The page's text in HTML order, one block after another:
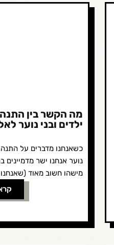
מה הקשר בין
ילדים ובני נוער
כשאנחנו מדברים על
נוער אנחנו ישר מדמיינים
מישהו חשוב מאוד
בידע ובכח שלהם) שמגיע